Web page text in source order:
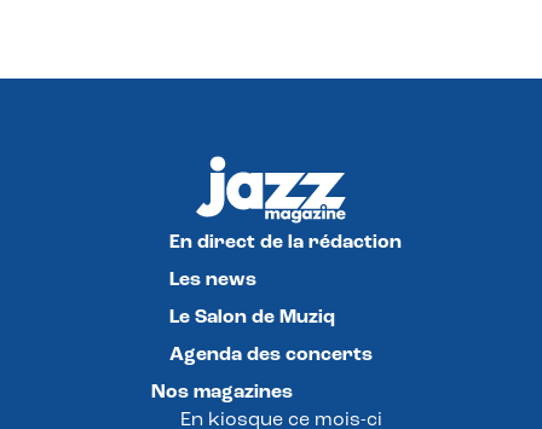
En direct de la rédaction
Les news
Le Salon de Muziq
Agenda des concerts
Nos magazines
En kiosque ce mois-ci